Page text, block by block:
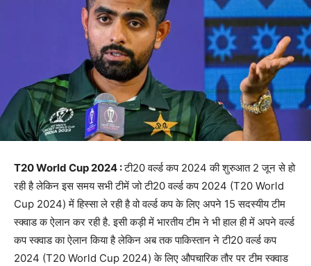
T20 World Cup 2024 :टी20 वर्ल्ड कप 2024 की शुरुआत 2 जून से हो
रही है लेकिन इस समय सभी टीमें जो टी20 वर्ल्ड कप 2024 (T20 World
Cup 2024) में हिस्सा ले रही है वो वर्ल्ड कप के लिए अपने 15 सदस्यीय टीम
स्क्वाड क ऐलान कर रही है. इसी कड़ी में भारतीय टीम ने भी हाल ही में अपने वर्ल्ड
कप स्क्वाड का ऐलान किया है लेकिन अब तक पाकिस्तान ने टी20 वर्ल्ड कप
2024 (T20 World Cup 2024) के लिए औपचारिक तौर पर टीम स्क्वाड